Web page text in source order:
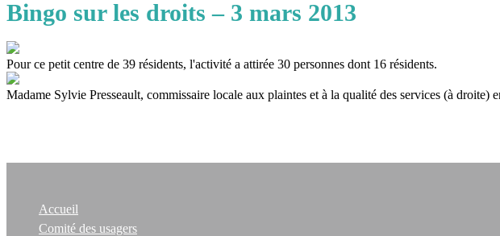
Bingo sur les droits – 3 mars 2013
Pour ce petit centre de 39 résidents, l'activité a attirée 30 personnes dont 16 résidents.
Madame Sylvie Presseault, commissaire locale aux plaintes et à la qualité des services (à
Accueil
Comité des usagers